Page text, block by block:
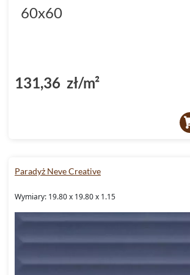
60x60
131,36 zł/m²
Paradyż Neve Creative
Wymiary: 19.80 x 19.80 x 1.15